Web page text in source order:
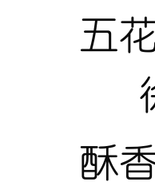
五
酥